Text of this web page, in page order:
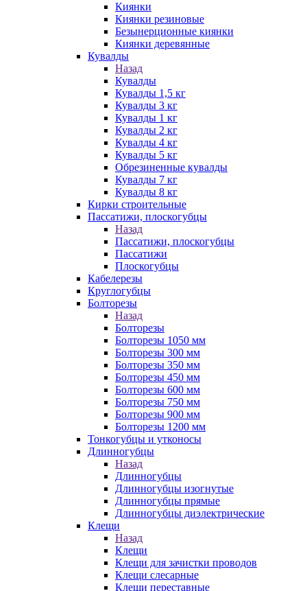
Киянки
Киянки резиновые
Безынерционные киянки
Киянки деревянные
Кувалды
Назад
Кувалды
Кувалды 1,5 кг
Кувалды 3 кг
Кувалды 1 кг
Кувалды 2 кг
Кувалды 4 кг
Кувалды 5 кг
Обрезиненные кувалды
Кувалды 7 кг
Кувалды 8 кг
Кирки строительные
Пассатижи, плоскогубцы
Назад
Пассатижи, плоскогубцы
Пассатижи
Плоскогубцы
Кабелерезы
Круглогубцы
Болторезы
Назад
Болторезы
Болторезы 1050 мм
Болторезы 300 мм
Болторезы 350 мм
Болторезы 450 мм
Болторезы 600 мм
Болторезы 750 мм
Болторезы 900 мм
Болторезы 1200 мм
Тонкогубцы и утконосы
Длинногубцы
Назад
Длинногубцы
Длинногубцы изогнутые
Длинногубцы прямые
Длинногубцы диэлектрические
Клещи
Назад
Клещи
Клещи для зачистки проводов
Клещи слесарные
Клещи переставные